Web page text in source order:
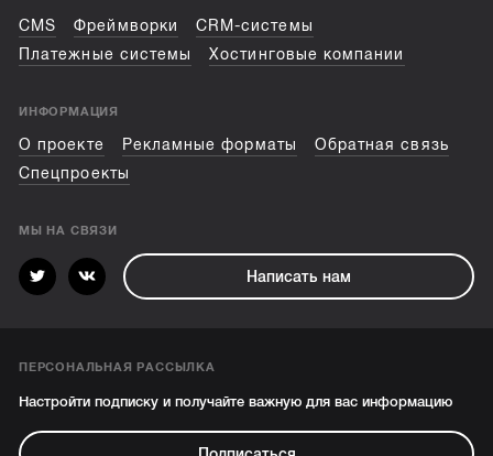
CMS Фреймворки
CRM-системы
Платежные системы
Хостинговые компании
ИНФОРМАЦИЯ
О проекте Рекламные форматы
Обратная связь
Спецпроекты
МЫ НА СВЯЗИ
Написать нам
ПЕРСОНАЛЬНАЯ РАССЫЛКА
Настройти подписку и получайте важную для вас информацию